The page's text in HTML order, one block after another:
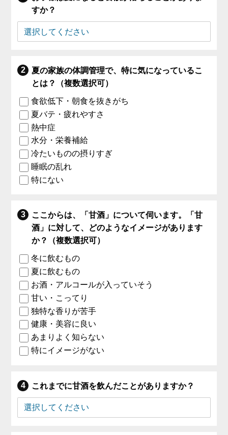
すか？
夏の家族の体調管理で、特に気になっているこ
とは？（複数選択可）
食欲低下・朝食を抜きがち
夏バテ・疲れやすさ
熱中症
水分・栄養補給
冷たいものの摂りすぎ
睡眠の乱れ
特にない
ここからは、「甘酒」について伺います。「甘
酒」に対して、どのようなイメージがあります
か？（複数選択可）
冬に飲むもの
夏に飲むもの
お酒・アルコールが入っていそう
甘い・こってり
独特な香りが苦手
健康・美容に良い
あまりよく知らない
特にイメージがない
これまでに甘酒を飲んだことがありますか？